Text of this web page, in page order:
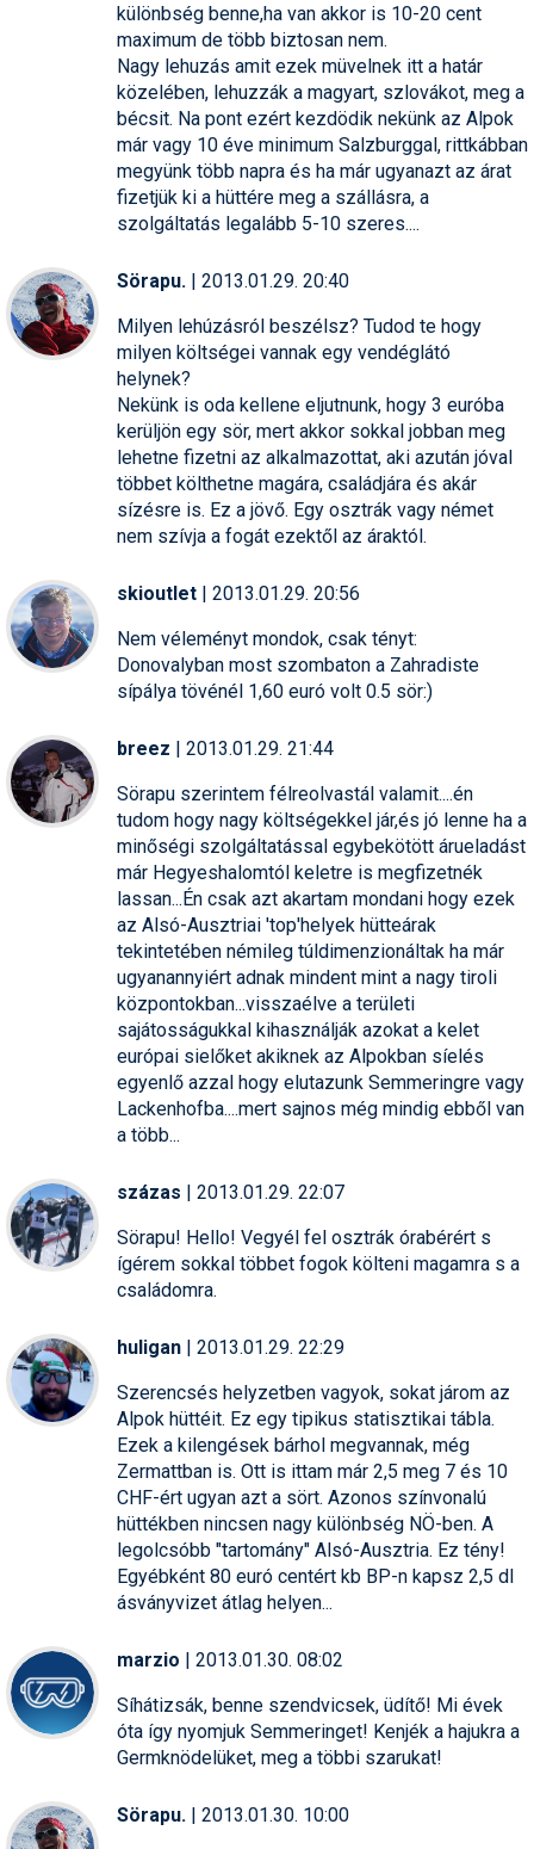
Szakértők
Szótárak
Telemark
Termékajánló
Történelem
Utasbiztosítás
Utazási tippek
különbség benne,ha van akkor is 10-20 cent
maximum de több biztosan nem.
Nagy lehuzás amit ezek müvelnek itt a határ
közelében, lehuzzák a magyart, szlovákot, meg a
bécsit. Na pont ezért kezdödik nekünk az Alpok
már vagy 10 éve minimum Salzburggal, rittkábban
megyünk több napra és ha már ugyanazt az árat
fizetjük ki a hüttére meg a szállásra, a
szolgáltatás legalább 5-10 szeres....
Sörapu. | 2013.01.29. 20:40
Milyen lehúzásról beszélsz? Tudod te hogy
milyen költségei vannak egy vendéglátó
helynek?
Nekünk is oda kellene eljutnunk, hogy 3 euróba
kerüljön egy sör, mert akkor sokkal jobban meg
lehetne fizetni az alkalmazottat, aki azután jóval
többet költhetne magára, családjára és akár
sízésre is. Ez a jövő. Egy osztrák vagy német
nem szívja a fogát ezektől az áraktól.
skioutlet | 2013.01.29. 20:56
Nem véleményt mondok, csak tényt:
Donovalyban most szombaton a Zahradiste
sípálya tövénél 1,60 euró volt 0.5 sör:)
breez | 2013.01.29. 21:44
Sörapu szerintem félreolvastál valamit....én
tudom hogy nagy költségekkel jár,és jó lenne ha a
minőségi szolgáltatással egybekötött árueladást
már Hegyeshalomtól keletre is megfizetnék
lassan...Én csak azt akartam mondani hogy ezek
az Alsó-Ausztriai 'top'helyek hütteárak
tekintetében némileg túldimenzionáltak ha már
ugyanannyiért adnak mindent mint a nagy tiroli
központokban...visszaélve a területi
sajátosságukkal kihasználják azokat a kelet
európai sielőket akiknek az Alpokban síelés
egyenlő azzal hogy elutazunk Semmeringre vagy
Lackenhofba....mert sajnos még mindig ebből van
a több...
százas | 2013.01.29. 22:07
Sörapu! Hello! Vegyél fel osztrák órabérért s
ígérem sokkal többet fogok költeni magamra s a
családomra.
huligan | 2013.01.29. 22:29
Szerencsés helyzetben vagyok, sokat járom az
Alpok hüttéit. Ez egy tipikus statisztikai tábla.
Ezek a kilengések bárhol megvannak, még
Zermattban is. Ott is ittam már 2,5 meg 7 és 10
CHF-ért ugyan azt a sört. Azonos színvonalú
hüttékben nincsen nagy különbség NÖ-ben. A
legolcsóbb "tartomány" Alsó-Ausztria. Ez tény!
Egyébként 80 euró centért kb BP-n kapsz 2,5 dl
ásványvizet átlag helyen...
marzio | 2013.01.30. 08:02
Síhátizsák, benne szendvicsek, üdítő! Mi évek
óta így nyomjuk Semmeringet! Kenjék a hajukra a
Germknödelüket, meg a többi szarukat!
Sörapu. | 2013.01.30. 10:00